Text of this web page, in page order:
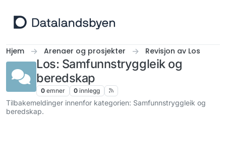
Hjem Arenaer og prosjekter Revisjon av Los
Los: Samfunnstryggleik og
beredskap
0 emner 0 innlegg
Tilbakemeldinger innenfor kategorien: Samfunnstryggleik og
beredskap.